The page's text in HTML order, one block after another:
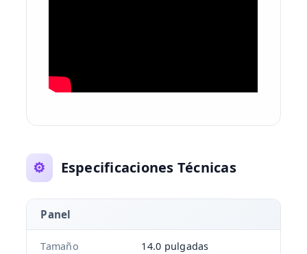
⚙️ Especificaciones Técnicas
Panel
Tamaño 14.0 pulgadas